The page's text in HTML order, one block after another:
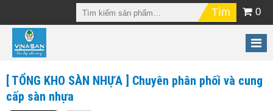
0
[ TỔNG KHO SÀN NHỰA ] Chuyên phân phối và cung
cấp sàn nhựa